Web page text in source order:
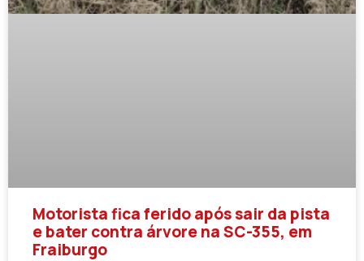
Motorista fica ferido após sair da pista
e bater contra árvore na SC-355, em
Fraiburgo